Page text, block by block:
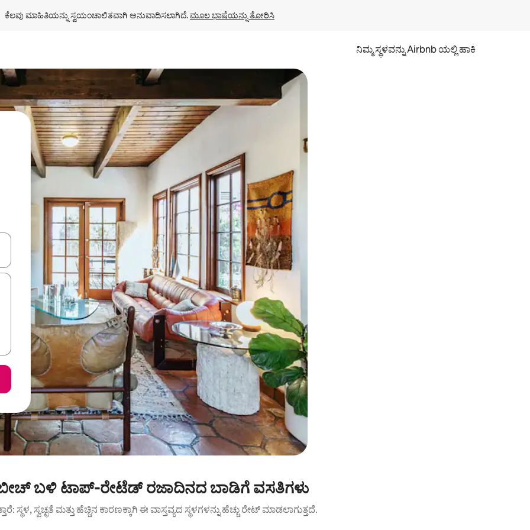
ಕೆಲವು ಮಾಹಿತಿಯನ್ನು ಸ್ವಯಂಚಾಲಿತವಾಗಿ ಅನುವಾದಿಸಲಾಗಿದೆ. ಮೂಲ ಭಾಷೆಯನ್ನು ತೋರಿಸಿ
ನಿಮ್ಮ ಸ್ಥಳವನ್ನು Airbnb ಯಲ್ಲಿ ಹಾಕಿ
ನ್ಯಾವಿಗೇಟ್ ಮಾಡಿ ಅಥವಾ ಸ್ಪರ್ಶ ಅಥವಾ ಸ್ವೈಪ್ ಗೆಸ್ಚರ್‌ಗಳ ಮೂಲಕ ಅನ್ವೇಷಿಸಿ.
ಬಳಿ ಟಾಪ್-ರೇಟೆಡ್ ರಜಾದಿನದ ಬಾಡಿಗೆ ವಸತಿಗಳು
ಸ್ಥಳ, ಸ್ವಚ್ಛತೆ ಮತ್ತು ಹೆಚ್ಚಿನ ಕಾರಣಕ್ಕಾಗಿ ಈ ವಾಸ್ತವ್ಯದ ಸ್ಥಳಗಳನ್ನು ಹೆಚ್ಚು ರೇಟ್ ಮಾಡಲಾಗುತ್ತದೆ.